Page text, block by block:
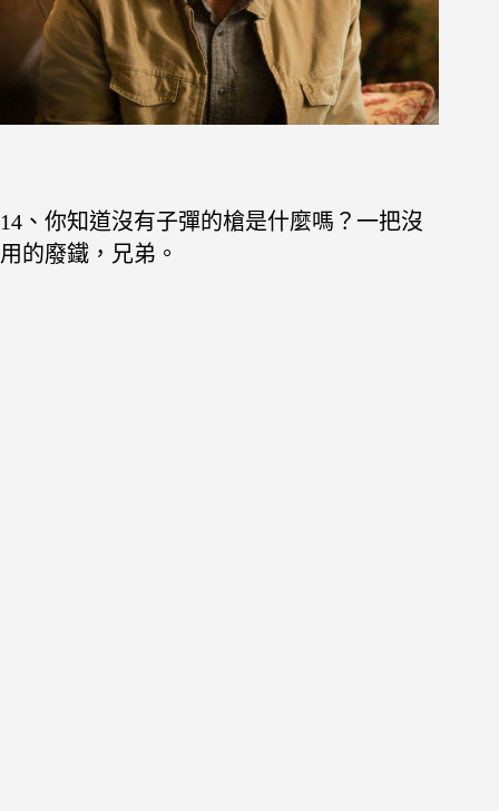
14、你知道沒有子彈的槍是什麼嗎？一把沒
用的廢鐵，兄弟。